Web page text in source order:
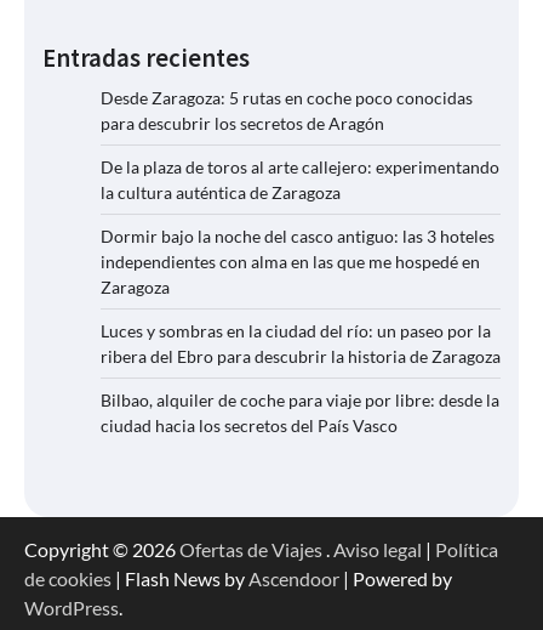
Entradas recientes
Desde Zaragoza: 5 rutas en coche poco conocidas
para descubrir los secretos de Aragón
De la plaza de toros al arte callejero: experimentando
la cultura auténtica de Zaragoza
Dormir bajo la noche del casco antiguo: las 3 hoteles
independientes con alma en las que me hospedé en
Zaragoza
Luces y sombras en la ciudad del río: un paseo por la
ribera del Ebro para descubrir la historia de Zaragoza
Bilbao, alquiler de coche para viaje por libre: desde la
ciudad hacia los secretos del País Vasco
Copyright © 2026Ofertas de Viajes.Aviso legal | Política
de cookies | Flash News byAscendoor | Powered by
WordPress.